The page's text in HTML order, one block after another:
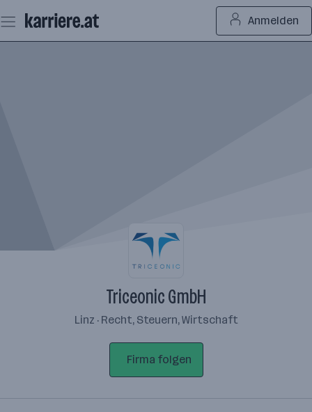
Seiteninhalt
springen
Anmelden
Triceonic GmbH
Linz · Recht, Steuern, Wirtschaft
Firma folgen